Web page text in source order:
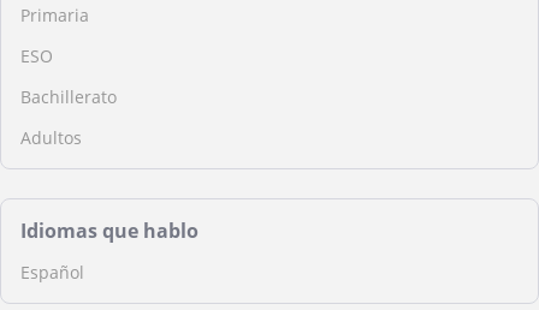
Primaria
ESO
Bachillerato
Adultos
Idiomas que hablo
Español